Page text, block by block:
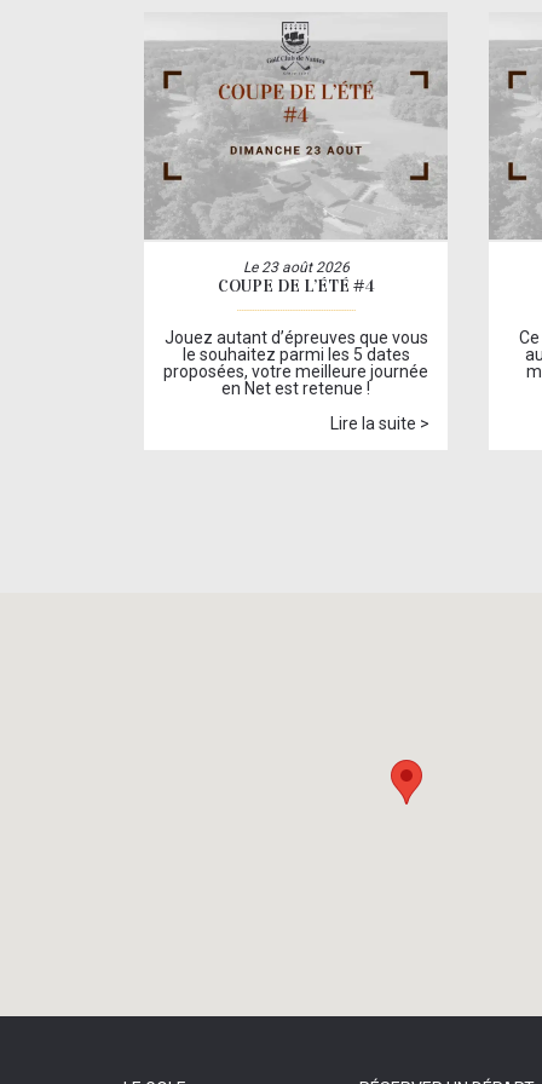
Le 23 août 2026
COUPE DE L’ÉTÉ #4
Jouez autant d’épreuves que vous
le souhaitez parmi les 5 dates
proposées, votre meilleure journée
en Net est retenue !
Lire la suite >